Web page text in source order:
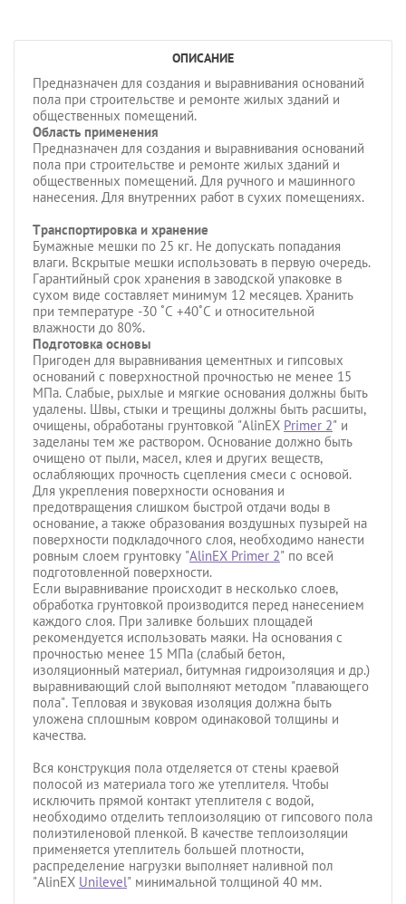
ОПИСАНИЕ
Предназначен для создания и выравнивания оснований
пола при строительстве и ремонте жилых зданий и
общественных помещений.
Область применения
Предназначен для создания и выравнивания оснований
пола при строительстве и ремонте жилых зданий и
общественных помещений. Для ручного и машинного
нанесения. Для внутренних работ в сухих помещениях.
Транспортировка и хранение
Бумажные мешки по 25 кг. Не допускать попадания
влаги. Вскрытые мешки использовать в первую очередь.
Гарантийный срок хранения в заводской упаковке в
сухом виде составляет минимум 12 месяцев. Хранить
при температуре -30 ˚С +40˚С и относительной
влажности до 80%.
Подготовка основы
Пригоден для выравнивания цементных и гипсовых
оснований с поверхностной прочностью не менее 15
МПа. Слабые, рыхлые и мягкие основания должны быть
удалены. Швы, стыки и трещины должны быть расшиты,
очищены, обработаны грунтовкой "АlinEX Primer 2" и
заделаны тем же раствором. Основание должно быть
очищено от пыли, масел, клея и других веществ,
ослабляющих прочность сцепления смеси с основой.
Для укрепления поверхности основания и
предотвращения слишком быстрой отдачи воды в
основание, а также образования воздушных пузырей на
поверхности подкладочного слоя, необходимо нанести
ровным слоем грунтовку "АlinEX Primer 2" по всей
подготовленной поверхности.
Если выравнивание происходит в несколько слоев,
обработка грунтовкой производится перед нанесением
каждого слоя. При заливке больших площадей
рекомендуется использовать маяки. На основания с
прочностью менее 15 МПа (слабый бетон,
изоляционный материал, битумная гидроизоляция и др.)
выравнивающий слой выполняют методом "плавающего
пола". Тепловая и звуковая изоляция должна быть
уложена сплошным ковром одинаковой толщины и
качества.
Вся конструкция пола отделяется от стены краевой
полосой из материала того же утеплителя. Чтобы
исключить прямой контакт утеплителя с водой,
необходимо отделить теплоизоляцию от гипсового пола
полиэтиленовой пленкой. В качестве теплоизоляции
применяется утеплитель большей плотности,
распределение нагрузки выполняет наливной пол
"АlinEX Unilevel" минимальной толщиной 40 мм.